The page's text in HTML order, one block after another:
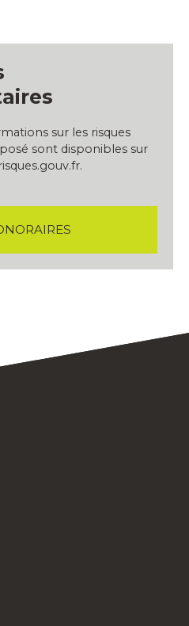
sur les risques
sont disponibles sur